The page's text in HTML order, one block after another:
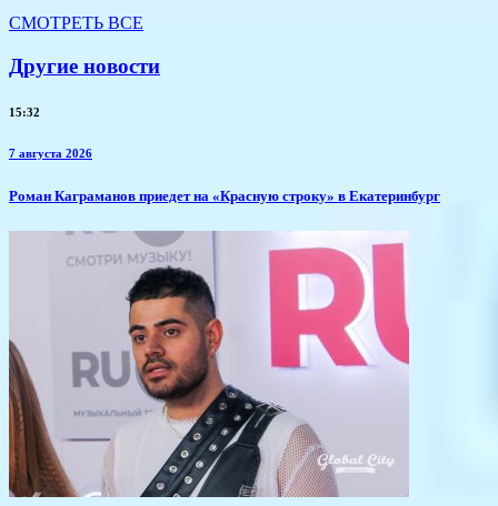
СМОТРЕТЬ ВСЕ
Другие новости
15:32
7 августа 2026
​Роман Каграманов приедет на «Красную строку» в Екатеринбург